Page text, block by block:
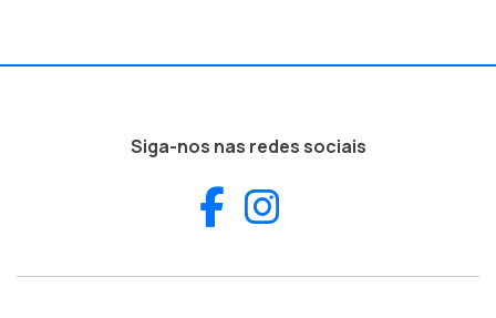
Siga-nos nas redes sociais
Facebook